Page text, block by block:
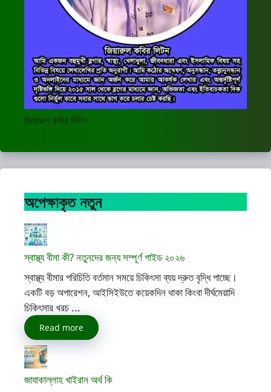
জিয়ারুল কবির লিটন
অপেক্ষাকৃত নতুন
স্বাস্থ্য বীমা কী? নতুনদের জন্য সম্পূর্ণ গাইড ২০২৬
স্বাস্থ্য বীমার পরিচিতি বর্তমান সময়ে চিকিৎসা ব্যয় দ্রুত বৃদ্ধি পাচ্ছে।
একটি বড় অপারেশন, আইসিইউতে কয়েকদিন থাকা কিংবা দীর্ঘমেয়াদি
চিকিৎসার খরচ ...
Read more
জাযাকাল্লাহ খাইরান অর্থ কি